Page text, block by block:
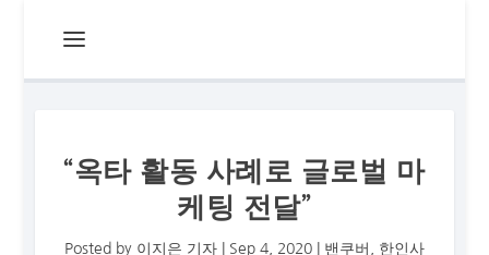
“옥타 활동 사례로 글로벌 마
케팅 전달”
Posted by 이지은 기자| Sep 4, 2020| 밴쿠버
한인사